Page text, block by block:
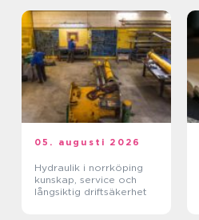
05. augusti 2026
Hydraulik i norrköping
kunskap, service och
långsiktig driftsäkerhet